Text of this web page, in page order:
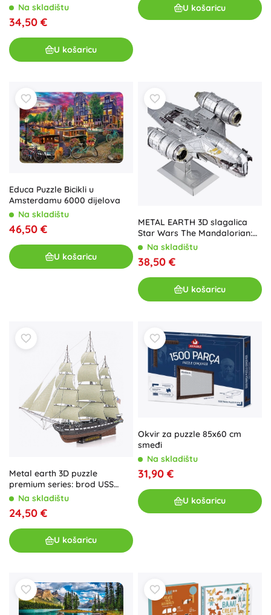
Na skladištu
34,50 €
U košaricu
U košaricu
Educa Puzzle Bicikli u
Amsterdamu 6000 dijelova
Na skladištu
46,50 €
U košaricu
METAL EARTH 3D slagalica
Star Wars The Mandalorian:
Razor Crest (ICONX)
Na skladištu
38,50 €
U košaricu
Metal earth 3D puzzle
premium series: brod USS
Constitution – metalni model
Na skladištu
24,50 €
U košaricu
Okvir za puzzle 85x60 cm
smeđi
Na skladištu
31,90 €
U košaricu